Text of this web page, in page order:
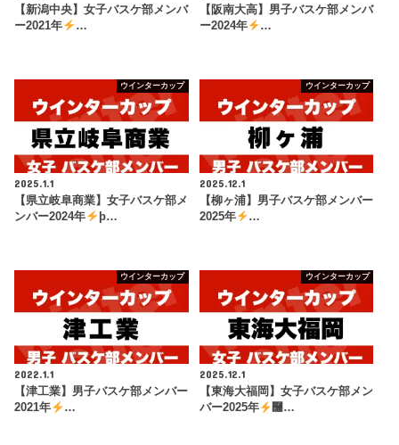
【新潟中央】女子バスケ部メンバ
ー2021年
…
【阪南大高】男子バスケ部メンバ
ー2024年
…
ウインターカップ
2025.1.1
【県立岐阜商業】女子バスケ部メ
ンバー2024年
þ…
ウインターカップ
2025.12.1
【柳ヶ浦】男子バスケ部メンバー
2025年
…
ウインターカップ
2022.1.1
【津工業】男子バスケ部メンバー
2021年
…
ウインターカップ
2025.12.1
【東海大福岡】女子バスケ部メン
バー2025年
࿠…